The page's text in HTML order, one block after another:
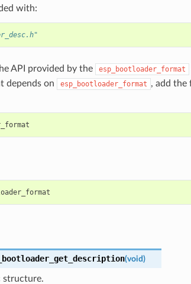
with:
API provided by the esp_bootloader_format
depends on
esp_bootloader_format , add the
(void)
structure.